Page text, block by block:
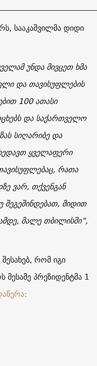
სააკაშვილმა დიდი
უნდა მივცეთ ხმა
და თავისუფლების
100 ათასი
და საქართველო
სიღარიბე და
ყველაფერი
რათა
ვარ, თქვენგან
მიდით
მალე თბილისში”,
რომ იგი
პრეზიდენტმა 1
: